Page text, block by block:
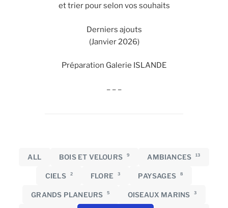
et trier pour selon vos souhaits
Derniers ajouts
(Janvier 2026)
Préparation Galerie ISLANDE
– – –
ALL BOIS ET VELOURS 9 AMBIANCES 13
CIELS 2 FLORE 3 PAYSAGES 8
GRANDS PLANEURS 5 OISEAUX MARINS 3